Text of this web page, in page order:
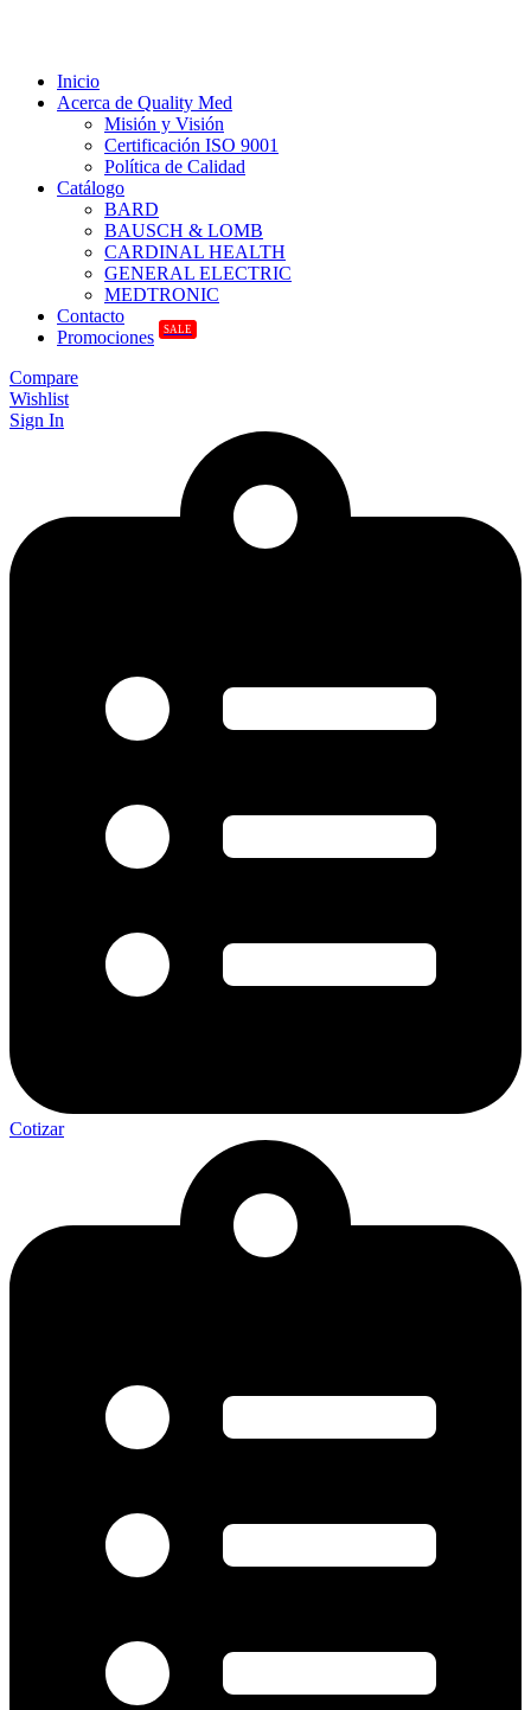
Inicio
Acerca de Quality Med
Misión y Visión
Certificación ISO 9001
Política de Calidad
Catálogo
BARD
BAUSCH & LOMB
CARDINAL HEALTH
GENERAL ELECTRIC
MEDTRONIC
Contacto
Promociones
SALE
Compare
Wishlist
Sign In
Cotizar